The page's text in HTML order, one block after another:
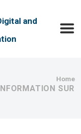
and
Home
SUR